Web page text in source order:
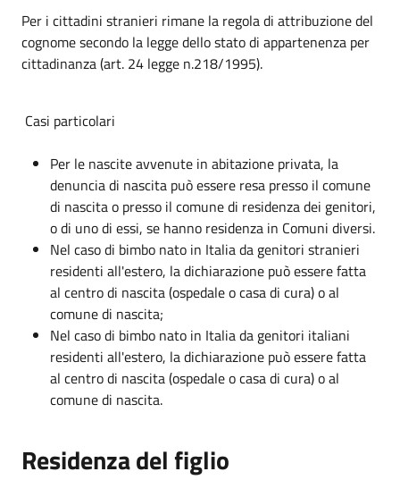
Per i cittadini stranieri rimane la regola di attribuzione del
cognome secondo la legge dello stato di appartenenza per
cittadinanza (art. 24 legge n.218/1995).
Casi particolari
Per le nascite avvenute in abitazione privata, la
denuncia di nascita può essere resa presso il comune
di nascita o presso il comune di residenza dei genitori,
o di uno di essi, se hanno residenza in Comuni diversi.
Nel caso di bimbo nato in Italia da genitori stranieri
residenti all'estero, la dichiarazione può essere fatta
al centro di nascita (ospedale o casa di cura) o al
comune di nascita;
Nel caso di bimbo nato in Italia da genitori italiani
residenti all'estero, la dichiarazione può essere fatta
al centro di nascita (ospedale o casa di cura) o al
comune di nascita.
Residenza del figlio